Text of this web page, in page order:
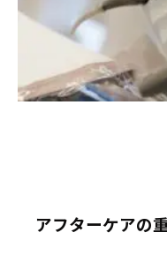
アフターケアの